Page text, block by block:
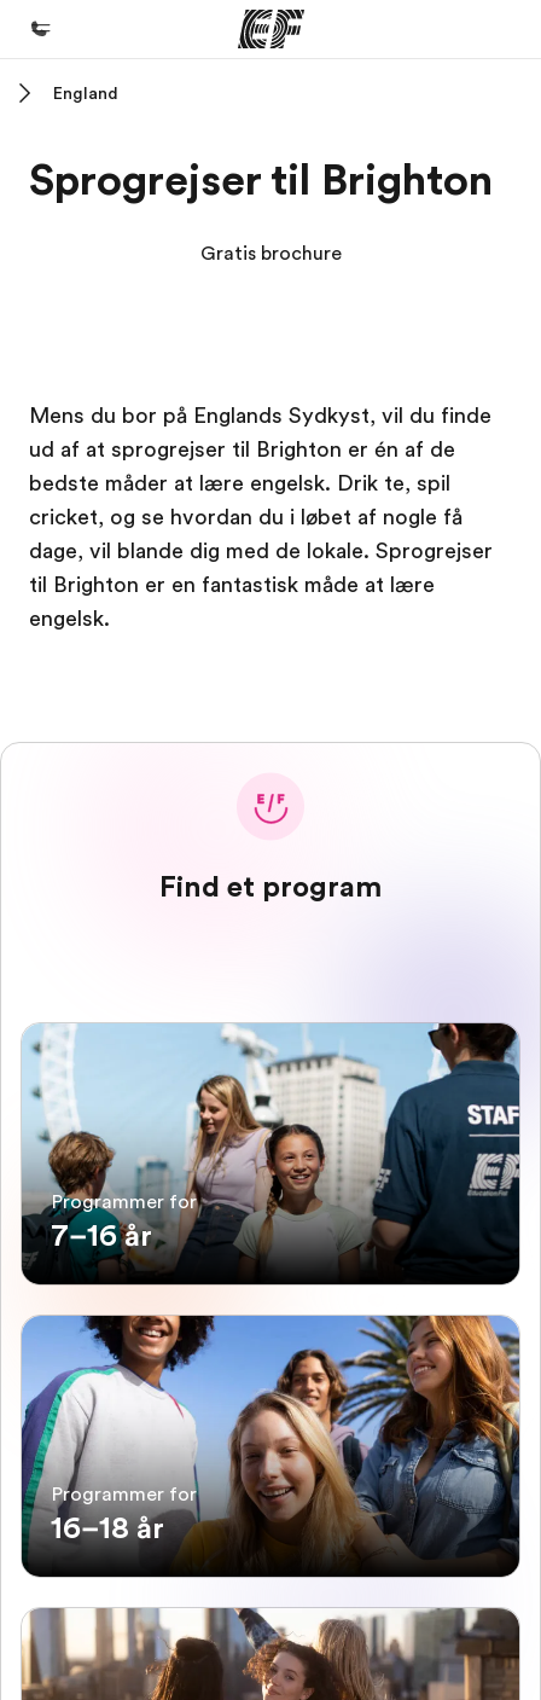
Programmer
Hvem er vi?
Karriere
Bliv en del af holdet
England
Sprogrejser til Brighton
Gratis brochure
Mens du bor på Englands Sydkyst, vil du finde
ud af at sprogrejser til Brighton er én af de
bedste måder at lære engelsk. Drik te, spil
cricket, og se hvordan du i løbet af nogle få
dage, vil blande dig med de lokale. Sprogrejser
til Brighton er en fantastisk måde at lære
engelsk.
Find et program
Programmer for
7–16 år
Programmer for
16–18 år